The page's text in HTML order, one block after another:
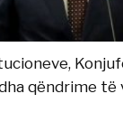
qëndrime të